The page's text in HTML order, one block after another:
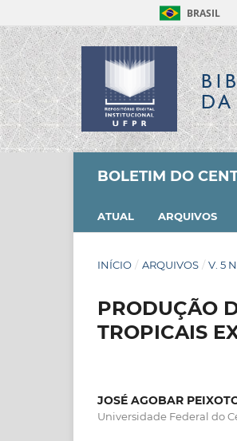
BRASIL
BOLETIM DO
ATUAL ARQUIVOS
INÍCIO / ARQUIVOS / V. 5
PRODUÇÃO
TROPICAIS
JOSÉ AGOBAR
Universidade Federal do